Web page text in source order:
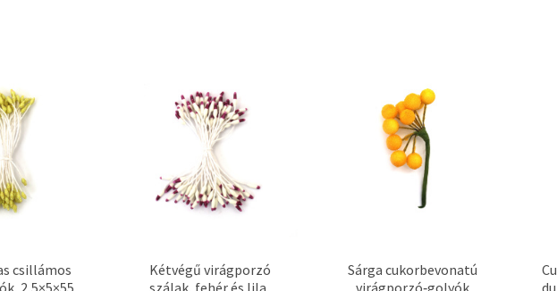
csillámos
2,5×5×55
Kétvégű virágporzó
szálak, fehér és lila,
Sárga cukorbevonatú
virágporzó‑golyók